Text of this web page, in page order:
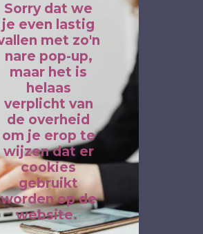
Sorry dat we
je even lastig
met zo'n
nare pop-up,
maar het is
helaas
verplicht van
de overheid
om je erop te
wijzen dat er
cookies
gebruikt
worden op de
website.